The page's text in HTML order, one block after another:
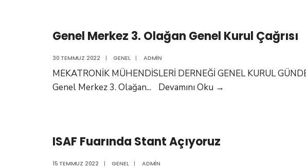
Mühendisliği
Prof.
Dr.
Genel Merkez 3. Olağan Genel Kurul Çağrısı
30 TEMMUZ 2022 | GENEL | ADMIN
MEKATRONİK MÜHENDİSLERİ DERNEĞİ GENEL KURUL
Genel Merkez 3. Olağan... Devamını Oku →
ISAF Fuarında Stant Açıyoruz
15 TEMMUZ 2022 | GENEL | ADMIN